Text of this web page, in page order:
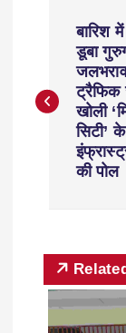
बारिश
डूबा
ट्रैफिक
खोली
सिटी’ के
की पोल